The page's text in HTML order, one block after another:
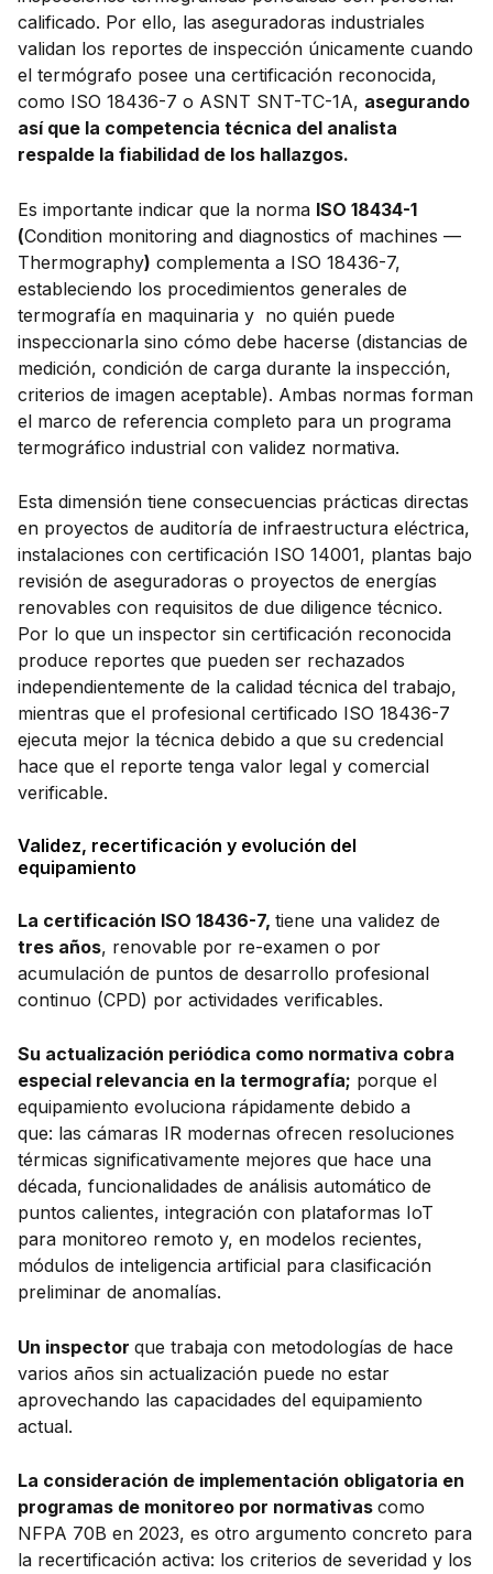
calificado. Por ello, las aseguradoras industriales
validan los reportes de inspección únicamente cuando
el termógrafo posee una certificación reconocida,
como ISO 18436-7 o ASNT SNT-TC-1A, asegurando
así que la competencia técnica del analista
respalde la fiabilidad de los hallazgos.
Es importante indicar que la norma ISO 18434-1
(Condition monitoring and diagnostics of machines —
Thermography) complementa a ISO 18436-7,
estableciendo los procedimientos generales de
termografía en maquinaria y no quién puede
inspeccionarla sino cómo debe hacerse (distancias de
medición, condición de carga durante la inspección,
criterios de imagen aceptable). Ambas normas forman
el marco de referencia completo para un programa
termográfico industrial con validez normativa.
Esta dimensión tiene consecuencias prácticas directas
en proyectos de auditoría de infraestructura eléctrica,
instalaciones con certificación ISO 14001, plantas bajo
revisión de aseguradoras o proyectos de energías
renovables con requisitos de due diligence técnico.
Por lo que un inspector sin certificación reconocida
produce reportes que pueden ser rechazados
independientemente de la calidad técnica del trabajo,
mientras que el profesional certificado ISO 18436-7
ejecuta mejor la técnica debido a que su credencial
hace que el reporte tenga valor legal y comercial
verificable.
Validez, recertificación y evolución del
equipamiento
La certificación ISO 18436-7, tiene una validez de
tres años, renovable por re-examen o por
acumulación de puntos de desarrollo profesional
continuo (CPD) por actividades verificables.
Su actualización periódica como normativa cobra
especial relevancia en la termografía; porque el
equipamiento evoluciona rápidamente debido a
que: las cámaras IR modernas ofrecen resoluciones
térmicas significativamente mejores que hace una
década, funcionalidades de análisis automático de
puntos calientes, integración con plataformas IoT
para monitoreo remoto y, en modelos recientes,
módulos de inteligencia artificial para clasificación
preliminar de anomalías.
Un inspector que trabaja con metodologías de hace
varios años sin actualización puede no estar
aprovechando las capacidades del equipamiento
actual.
La consideración de implementación obligatoria en
programas de monitoreo por normativas como
NFPA 70B en 2023, es otro argumento concreto para
la recertificación activa: los criterios de severidad y los